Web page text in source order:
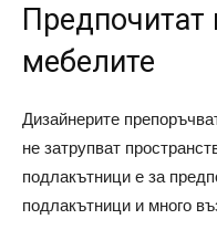
мебелите
Дизайнерите
не затрупват
подлакътници е за
подлакътници и много